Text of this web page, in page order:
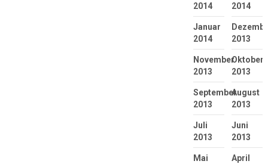
2014
2014
Januar
2014
2013
November
2013
Oktober
2013
September
2013
August
2013
Juli
2013
Juni
2013
Mai
April